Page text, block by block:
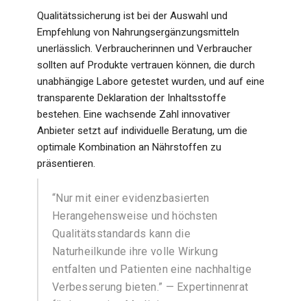
Qualitätssicherung ist bei der Auswahl und
Empfehlung von Nahrungsergänzungsmitteln
unerlässlich. Verbraucherinnen und Verbraucher
sollten auf Produkte vertrauen können, die durch
unabhängige Labore getestet wurden, und auf eine
transparente Deklaration der Inhaltsstoffe
bestehen. Eine wachsende Zahl innovativer
Anbieter setzt auf individuelle Beratung, um die
optimale Kombination an Nährstoffen zu
präsentieren.
“Nur mit einer evidenzbasierten
Herangehensweise und höchsten
Qualitätsstandards kann die
Naturheilkunde ihre volle Wirkung
entfalten und Patienten eine nachhaltige
Verbesserung bieten.” — Expertinnenrat